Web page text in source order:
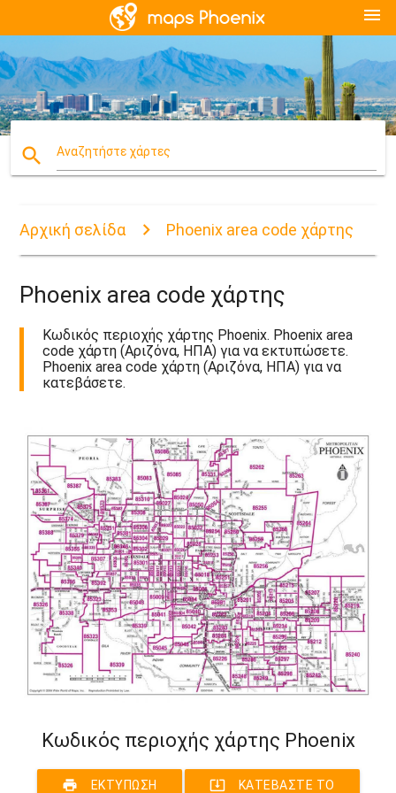
menu
search Αναζητήστε χάρτες
Αρχική σελίδα Phoenix area code χάρτης
Phoenix area code χάρτης
Κωδικός περιοχής χάρτης Phoenix. Phoenix area
code χάρτη (Αριζόνα, ΗΠΑ) για να εκτυπώσετε.
Phoenix area code χάρτη (Αριζόνα, ΗΠΑ) για να
κατεβάσετε.
Κωδικός περιοχής χάρτης Phoenix
print ΕΚΤΎΠΩΣΗ system_update_alt ΚΑΤΕΒΆΣΤΕ ΤΟ